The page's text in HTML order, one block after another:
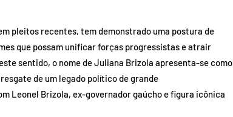
pleitos recentes, tem demonstrado uma postura de
que possam unificar forças progressistas e atrair
sentido, o nome de Juliana Brizola apresenta-se como
de um legado político de grande
Leonel Brizola, ex-governador gaúcho e figura icônica